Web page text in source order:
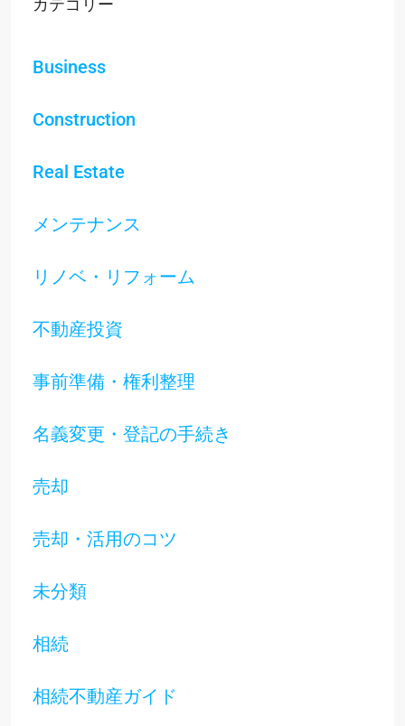
Business
Construction
Real Estate
メンテナンス
リノベ・リフォーム
不動産投資
事前準備・権利整理
名義変更・登記の手続き
売却
売却・活用のコツ
未分類
相続
相続不動産ガイド